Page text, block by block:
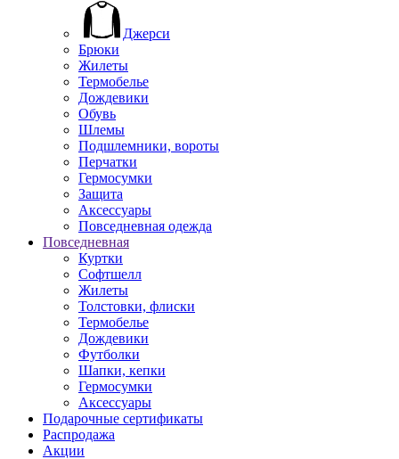
Джерси
Брюки
Жилеты
Термобелье
Дождевики
Обувь
Шлемы
Подшлемники, вороты
Перчатки
Гермосумки
Защита
Аксессуары
Повседневная одежда
Повседневная
Куртки
Софтшелл
Жилеты
Толстовки, флиски
Термобелье
Дождевики
Футболки
Шапки, кепки
Гермосумки
Аксессуары
Подарочные сертификаты
Распродажа
Акции